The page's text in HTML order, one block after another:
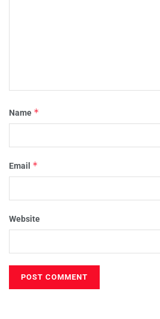
Name *
Email *
Website